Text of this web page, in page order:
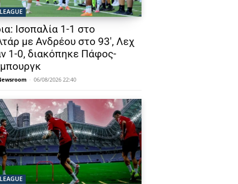
Ισοπαλία 1-1 στο
με Ανδρέου στο 93′, Λεχ
1-0, διακόπηκε Πάφος-
- 06/08/2026 22:40